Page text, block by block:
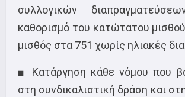
συλλογικών
καθορισμό του κατώτατου
μισθός στα 751 χωρίς ηλιακές
■ Κατάργηση κάθε νόμου που
στη συνδικαλιστική δράση και